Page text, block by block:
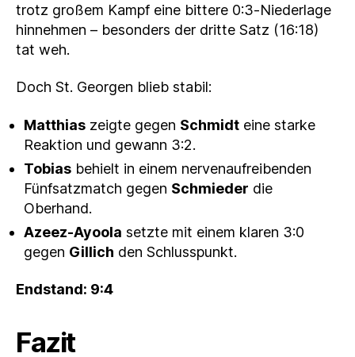
trotz großem Kampf eine bittere 0:3‑Niederlage
hinnehmen – besonders der dritte Satz (16:18)
tat weh.
Doch St. Georgen blieb stabil:
Matthias zeigte gegen Schmidt eine starke
Reaktion und gewann 3:2.
Tobias behielt in einem nervenaufreibenden
Fünfsatzmatch gegen Schmieder die
Oberhand.
Azeez‑Ayoola setzte mit einem klaren 3:0
gegen Gillich den Schlusspunkt.
Endstand: 9:4
Fazit